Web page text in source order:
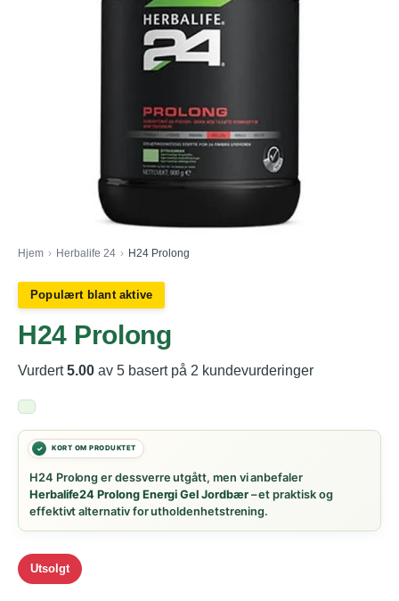
Hjem › Herbalife 24 › H24 Prolong
Populært blant aktive
H24 Prolong
Vurdert5.00 av 5 basert på 2 kundevurderinger
H24 Prolong er dessverre utgått, men vi anbefaler
Herbalife24 Prolong Energi Gel Jordbær– et praktisk og
effektivt alternativ for utholdenhetstrening.
Utsolgt